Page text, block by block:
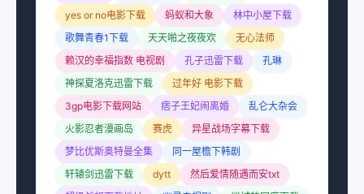
yes or no电影下载
蚂蚁和大象
林中小屋下载
歌舞青春1下载
天天啪之夜夜欢
无心法师
赖汉的幸福指数 电视剧
孔子迅雷下载
孔琳
神探夏洛克迅雷下载
过年好 电影下载
3gp电影下载网站
痞子王妃闹离婚
乱仑大杂会
火影忍者漫画岛
赛虎
异星战场字幕下载
梦比优斯奥特曼全集
同一屋檐下韩剧
轩辕剑迅雷下载
dytt
然后爱情随遇而安txt